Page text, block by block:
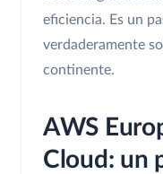
eficiencia. Es un
verdaderamente
continente.
AWS
Cloud: un